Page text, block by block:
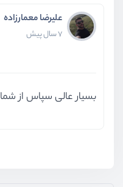
علیرضا معمارزاده
7 سال پیش
بسیار عالی سپاس از شما